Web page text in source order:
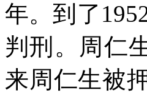
年。到了
判刑。周仁
来周仁生被